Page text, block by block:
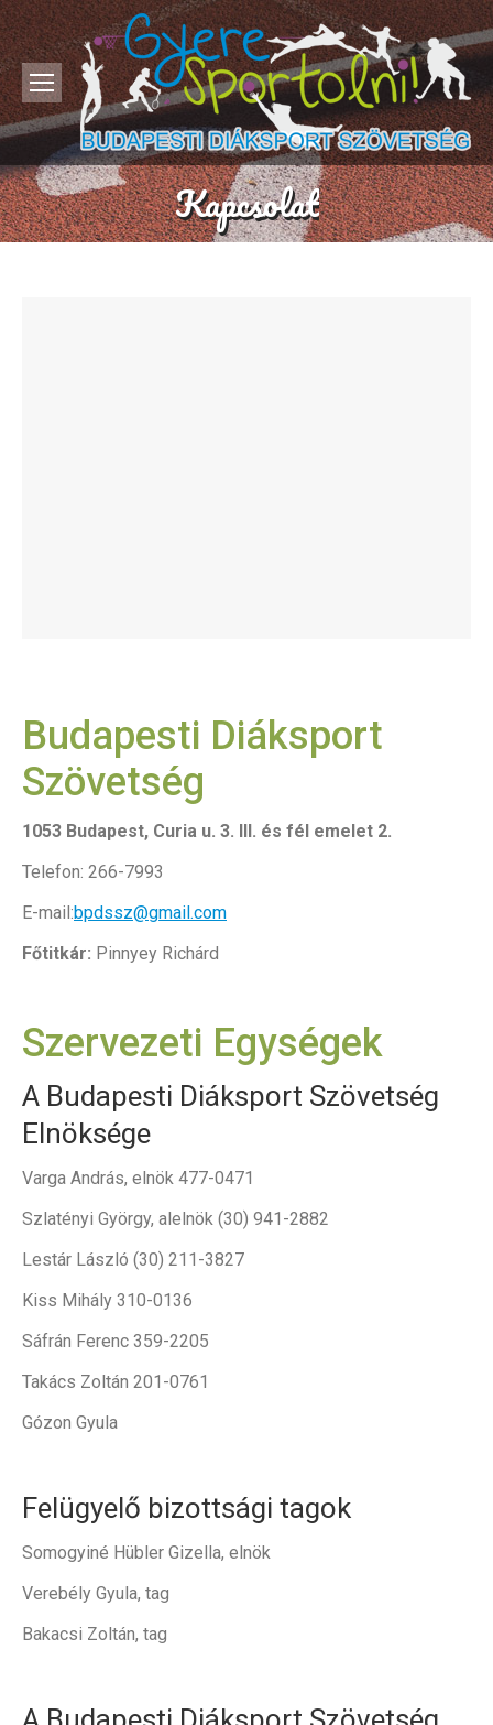
Kapcsolat
Budapesti Diáksport
Szövetség
1053 Budapest, Curia u. 3. III. és fél emelet 2.
Telefon: 266-7993
E-mail:bpdssz@gmail.com
Főtitkár: Pinnyey Richárd
Szervezeti Egységek
A Budapesti Diáksport Szövetség
Elnöksége
Varga András, elnök 477-0471
Szlatényi György, alelnök (30) 941-2882
Lestár László (30) 211-3827
Kiss Mihály 310-0136
Sáfrán Ferenc 359-2205
Takács Zoltán 201-0761
Gózon Gyula
Felügyelő bizottsági tagok
Somogyiné Hübler Gizella, elnök
Verebély Gyula, tag
Bakacsi Zoltán, tag